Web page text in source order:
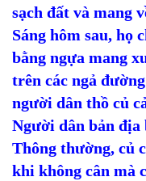
sạch đất và mang
Sáng hôm sau, họ
bằng ngựa mang
trên các ngả
người dân thồ củ
Người dân bản địa
Thông thường, củ
khi không cân mà